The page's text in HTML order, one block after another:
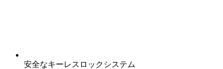
安全なキーレスロックシステム